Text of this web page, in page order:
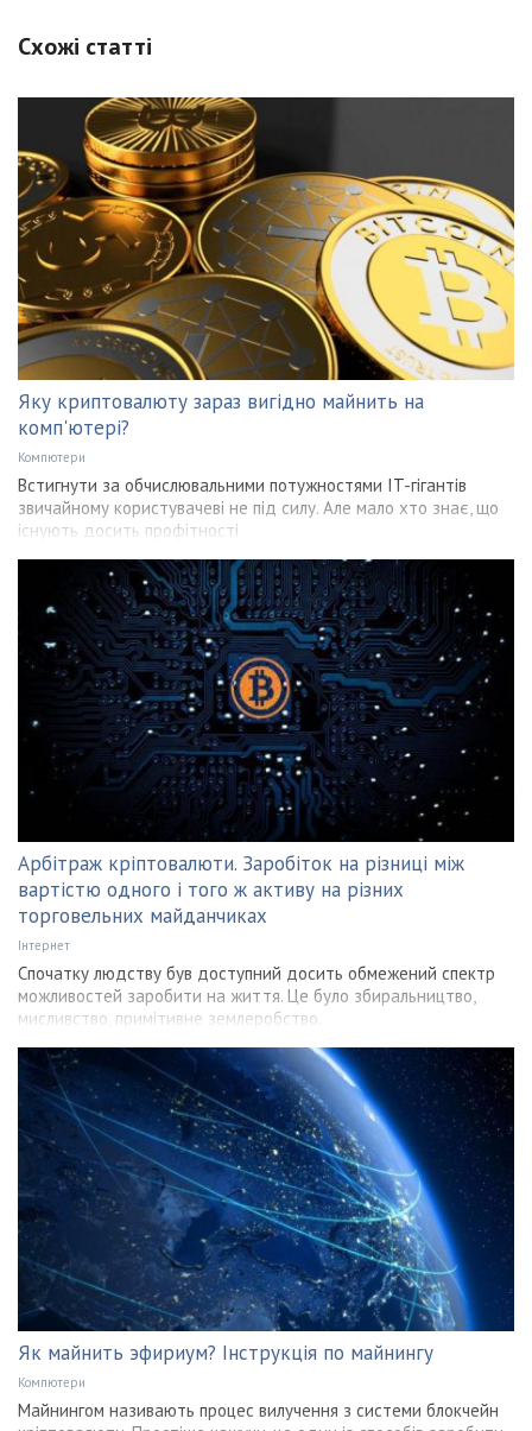
Схожі статті
Яку криптовалюту зараз вигідно майнить на
комп'ютері?
Компютери
Встигнути за обчислювальними потужностями IT-гігантів
звичайному користувачеві не під силу. Але мало хто знає, що
існують досить профітності
Арбітраж кріптовалюти. Заробіток на різниці між
вартістю одного і того ж активу на різних
торговельних майданчиках
Інтернет
Спочатку людству був доступний досить обмежений спектр
можливостей заробити на життя. Це було збиральництво,
мисливство, примітивне землеробство.
Як майнить эфириум? Інструкція по майнингу
Компютери
Майнингом називають процес вилучення з системи блокчейн